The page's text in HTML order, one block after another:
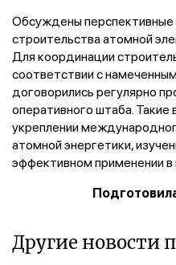
Обсуждены перспективные
строительства атомной
Для координации
соответствии с
договорились регулярно
оперативного штаба.
укреплении
атомной энергетики,
эффективном применении в
Другие новости